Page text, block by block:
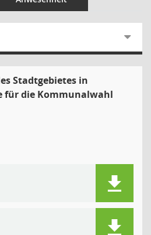
Stadtgebietes in
für die Kommunalwahl